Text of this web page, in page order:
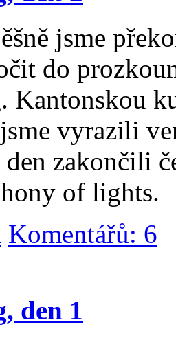
jsme
do
Kantonskou
vyrazili
zakončili
of lights.
Komentářů: 6
den 1